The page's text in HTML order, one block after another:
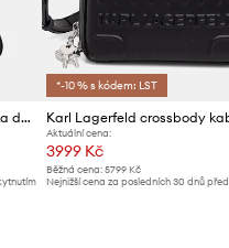
Karl Lagerfeld crossbody kabelka dámská z imitace kůže IKON
*-10 % s kódem: LST
Aktuální cena:
3999 Kč
Běžná cena: 5799 Kč
Nejnižší cena za posledních 30 dnů